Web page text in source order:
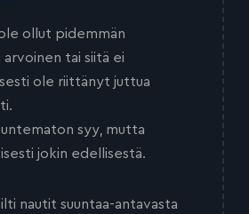
ollut pidemmän
arvoinen tai siitä ei
ole riittänyt juttua
syy, mutta
jokin edellisestä.
nautit suuntaa-antavasta